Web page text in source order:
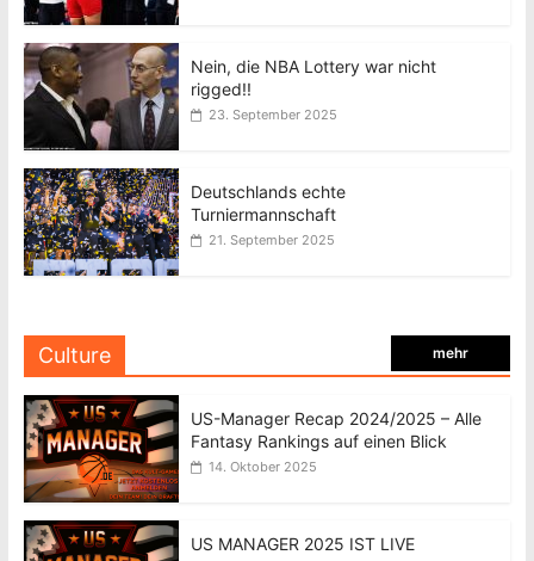
Nein, die NBA Lottery war nicht
rigged!!
23. September 2025
Deutschlands echte
Turniermannschaft
21. September 2025
Culture mehr
US-Manager Recap 2024/2025 – Alle
Fantasy Rankings auf einen Blick
14. Oktober 2025
US MANAGER 2025 IST LIVE